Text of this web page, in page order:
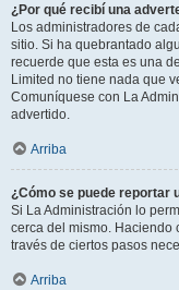
¿Por qué recibí una
Los administradores de
sitio. Si ha quebrantado
recuerde que esta es una
Limited no tiene nada que
Comuníquese con La
advertido.
Arriba
¿Cómo se puede reportar
Si La Administración lo
cerca del mismo. Haciendo
través de ciertos pasos
Arriba